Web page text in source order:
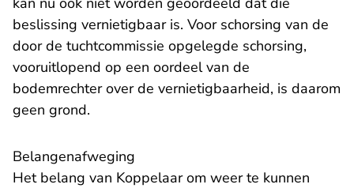
beslissing vernietigbaar is. Voor schorsing van de
door de tuchtcommissie opgelegde schorsing,
vooruitlopend op een oordeel van de
bodemrechter over de vernietigbaarheid, is daarom
geen grond.
Belangenafweging
Het belang van Koppelaar om weer te kunnen